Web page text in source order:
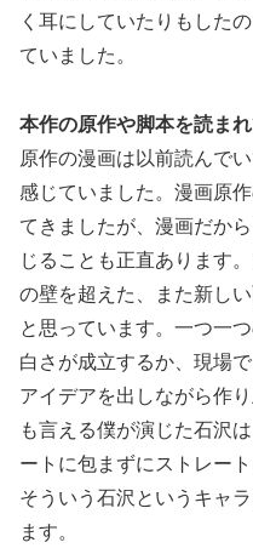
く耳にしていたりもした
ていました。
本作の原作や脚本を読ま
原作の漫画は以前読んで
感じていました。漫画原
てきましたが、漫画だか
じることも正直あります
の壁を超えた、また新し
と思っています。一つ一
白さが成立するか、現場
アイデアを出しながら作
も言える僕が演じた石沢
ートに包まずにストレー
そういう石沢というキャ
ます。